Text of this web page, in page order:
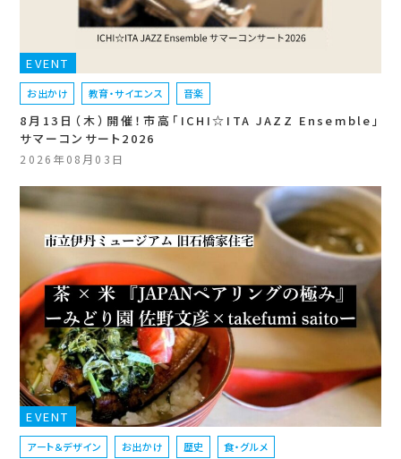
EVENT
お出かけ 教育・サイエンス 音楽
8月13日（木）開催！市高「ICHI☆ITA JAZZ Ensemble」
サマーコンサート2026
2026年08月03日
EVENT
アート＆デザイン お出かけ 歴史 食・グルメ